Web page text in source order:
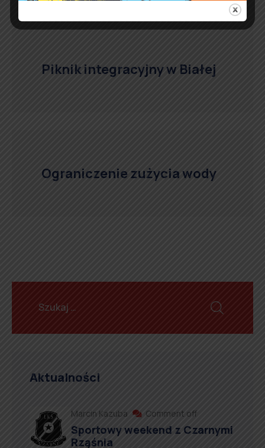
Piknik integracyjny w Białej
Ograniczenie zużycia wody
Aktualności
Marcin Kazuba Comment off
Sportowy weekend z Czarnymi
Rząśnia